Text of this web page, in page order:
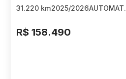
31.220 km2025/2026AUTOMAT.
R$ 158.490